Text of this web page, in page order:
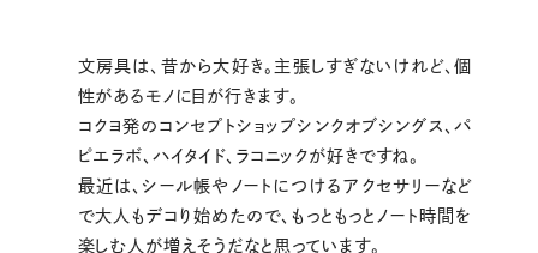
文房具は、昔から大好き。主張しすぎないけれど、個
性があるモノに目が行きます。
コクヨ発のコンセプトショップシンクオブシングス、パ
ピエラボ、ハイタイド、ラコニックが好きですね。
最近は、シール帳やノートにつけるアクセサリーなど
で大人もデコり始めたので、もっともっとノート時間を
楽しむ人が増えそうだなと思っています。